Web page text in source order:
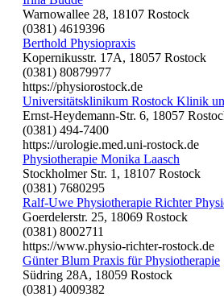
Warnowallee 28, 18107 Rostock
(0381) 4619396
Berthold Physiopraxis
Kopernikusstr. 17A, 18057 Rostock
(0381) 80879977
https://physiorostock.de
Universitätsklinikum Rostock Klinik
Ernst-Heydemann-Str. 6, 18057
(0381) 494-7400
https://urologie.med.uni-rostock.de
Physiotherapie Monika Laasch
Stockholmer Str. 1, 18107 Rostock
(0381) 7680295
Ralf-Uwe Physiotherapie Richter
Goerdelerstr. 25, 18069 Rostock
(0381) 8002711
https://www.physio-richter-rostock.de
Günter Blum Praxis für Physiotherapie
Südring 28A, 18059 Rostock
(0381) 4009382